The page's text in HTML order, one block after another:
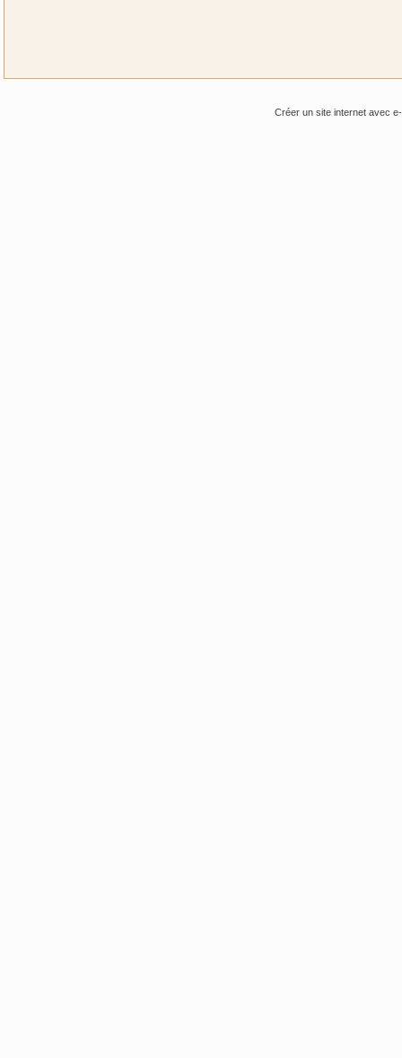
Créer un site internet avec